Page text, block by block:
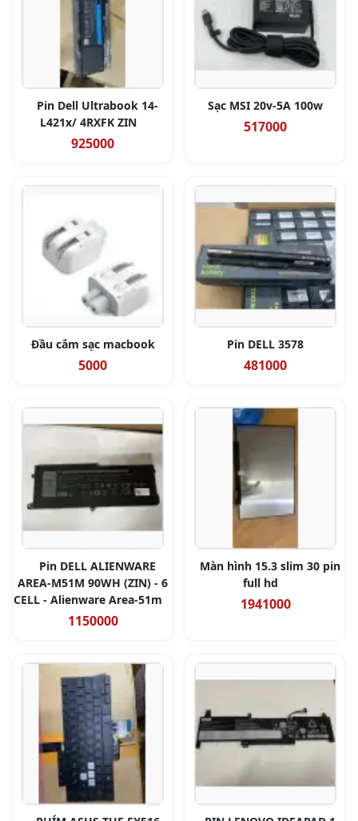
Pin Dell Ultrabook 14-
L421x/ 4RXFK ZIN
925000
Sạc MSI 20v-5A 100w
517000
Đầu cắm sạc macbook
5000
Pin DELL 3578
481000
Pin DELL ALIENWARE
AREA-M51M 90WH (ZIN) - 6
CELL - Alienware Area-51m
1150000
Màn hình 15.3 slim 30 pin
full hd
1941000